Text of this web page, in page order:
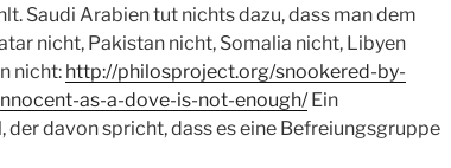
Saudi Arabien tut nichts dazu, dass man dem
nicht, Pakistan nicht, Somalia nicht, Libyen
nicht: http://philosproject.org/snookered-by-
as-a-dove-is-not-enough/Ein
der davon spricht, dass es eine Befreiungsgruppe